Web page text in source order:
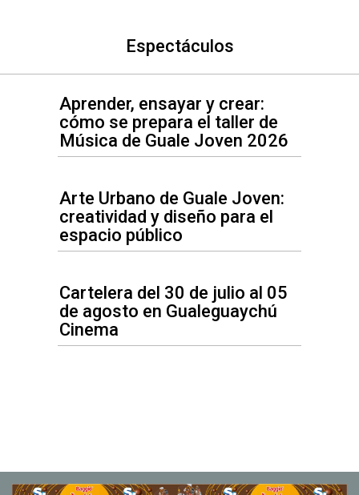
Espectáculos
Aprender, ensayar y crear:
cómo se prepara el taller de
Música de Guale Joven 2026
Arte Urbano de Guale Joven:
creatividad y diseño para el
espacio público
Cartelera del 30 de julio al 05
de agosto en Gualeguaychú
Cinema